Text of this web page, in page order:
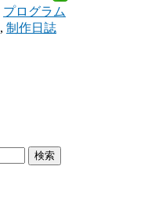
プログラム
, 制作日誌